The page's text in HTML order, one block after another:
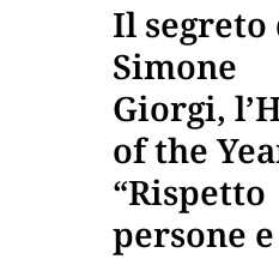
Il segreto
Simone
Giorgi,
of the
“Rispetto
persone